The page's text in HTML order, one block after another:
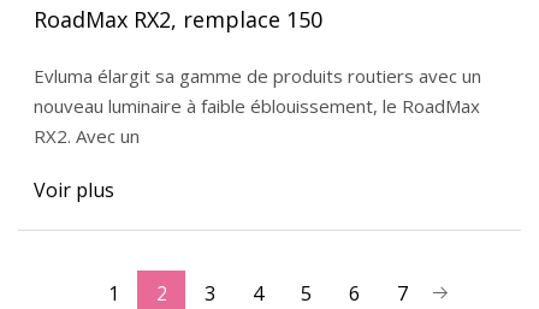
RoadMax RX2, remplace 150
Evluma élargit sa gamme de produits routiers avec un
nouveau luminaire à faible éblouissement, le RoadMax
RX2. Avec un
Voir plus
1 2 3 4 5 6 7